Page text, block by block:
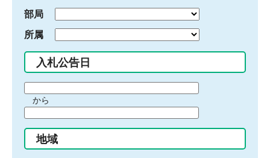
部局
所属
入札公告日
間
始
り
から
間
終
地域